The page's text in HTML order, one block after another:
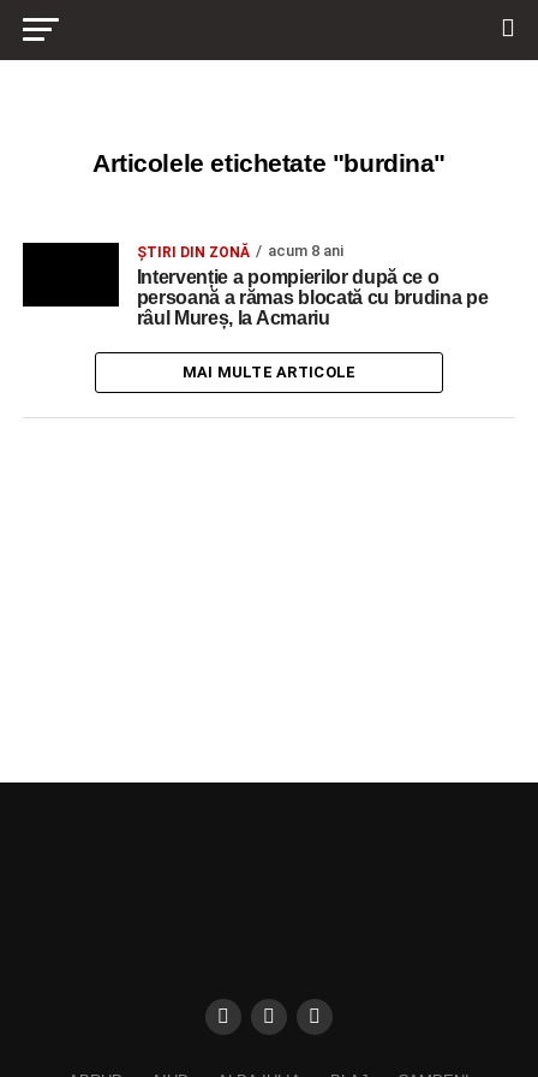
Articolele etichetate "burdina"
ŞTIRI DIN ZONĂ acum 8 ani
Intervenție a pompierilor după ce o
persoană a rămas blocată cu brudina pe
râul Mureș, la Acmariu
MAI MULTE ARTICOLE